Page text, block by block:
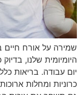
שמירה על אורח חיים
היומיומית שלנו,
יום עבודה. בריאות
כרוניות ומחלות